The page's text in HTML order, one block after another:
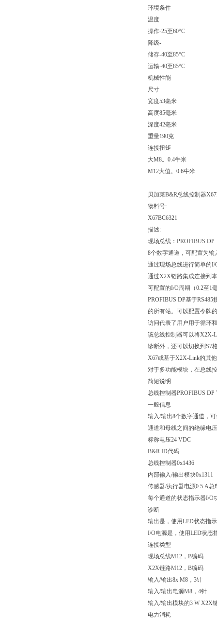
环境条件
温度
操作-25至60°C
降级-
储存-40至85°C
运输-40至85°C
机械性能
尺寸
宽度53毫米
高度85毫米
深度42毫米
重量190克
连接扭矩
大M8。0.4牛米
M12大值。0.6牛米
贝加莱B&R总线控制器
物料号:
X67BC6321
描述:
现场总线：PROFIBUS DP
8个数字通道，可配置为输
通过现场总线进行简单的I/
通过X2X链路集成连接到
可配置的I/O周期（0.2至1
PROFIBUS DP基于
的所有站。可以配置令牌
访问代表了用户用于循环
该总线控制器可以将X2X-
诊断外，还可以切换到S7
X67或基于X2X-Link的其
对于多功能模块，在总线
简短说明
总线控制器PROFIBUS DP
一般信息
输入/输出8个数字通道，
通道和母线之间的绝缘电
标称电压24 VDC
B&R ID代码
总线控制器0x1436
内部输入/输出模块0x1311
传感器/执行器电源0.5 A总
每个通道的状态指示器I/O
诊断
输出是，使用LED状态指
I/O电源是，使用LED状态
连接类型
现场总线M12，B编码
X2X链路M12，B编码
输入/输出8x M8，3针
输入/输出电源M8，4针
输入/输出模块的3 W X2X
电力消耗